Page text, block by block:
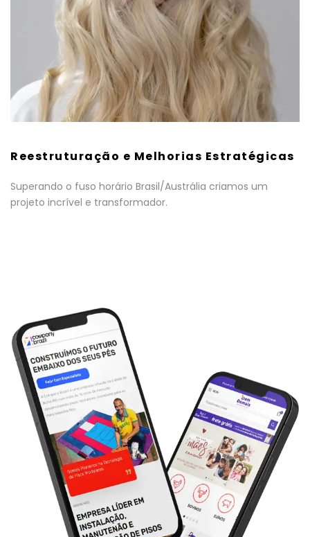
Reestruturação e Melhorias Estratégicas
Superando o fuso horário Brasil/Austrália criamos um
projeto incrível e transformador.